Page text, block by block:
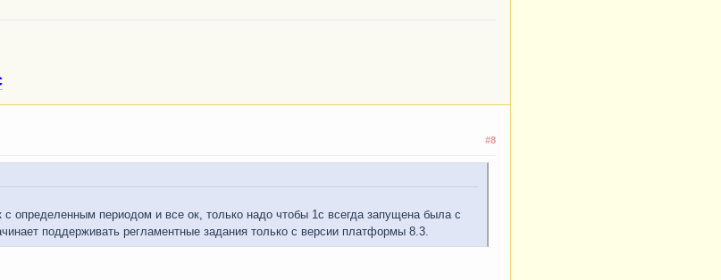
#8
определенным периодом и все ок, только надо чтобы 1с всегда запущена была с
поддерживать регламентные задания только с версии платформы 8.3.